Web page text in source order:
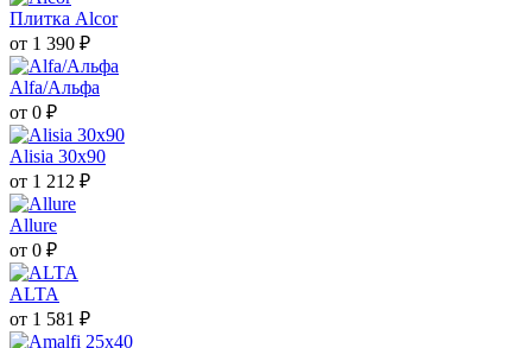
Плитка Alcor
от 1 390 ₽
Alfa/Альфа
от 0 ₽
Alisia 30x90
от 1 212 ₽
Allure
от 0 ₽
ALTA
от 1 581 ₽